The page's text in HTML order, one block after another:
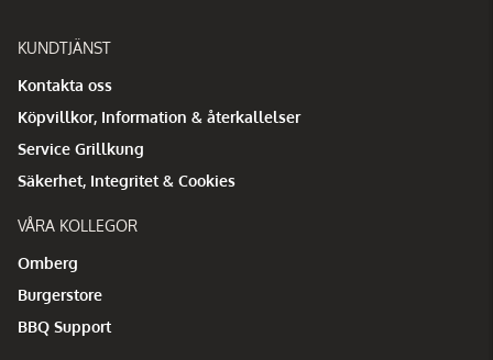
KUNDTJÄNST
Kontakta oss
Köpvillkor, Information & återkallelser
Service Grillkung
Säkerhet, Integritet & Cookies
VÅRA KOLLEGOR
Omberg
Burgerstore
BBQ Support